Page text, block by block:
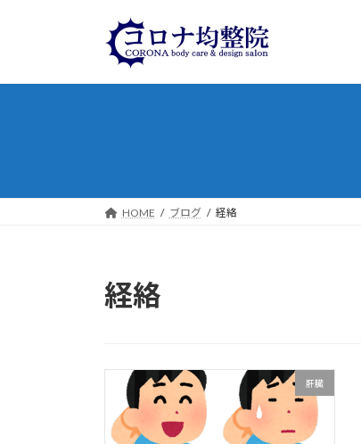
プ
動
HOME ブログ 経絡
経絡
肝臓